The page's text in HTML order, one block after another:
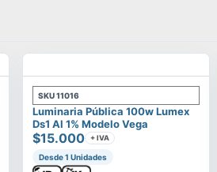
SKU11016
Luminaria Pública 100w Lumex
Ds1 Al 1% Modelo Vega
$15.000 + IVA
Desde 1 Unidades